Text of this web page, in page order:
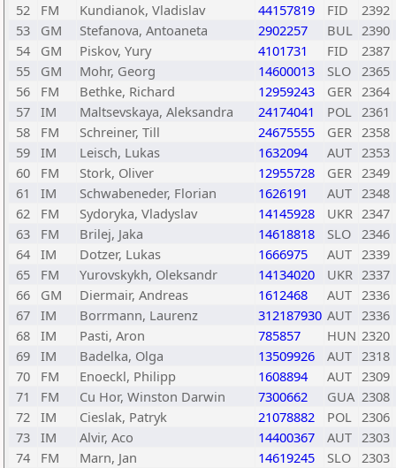
52
FM Kundianok, Vladislav 44157819 FID
2392
53
GM Stefanova, Antoaneta 2902257 BUL 2390
54
GM Piskov, Yury 4101731 FID
2387
55
GM Mohr, Georg 14600013 SLO 2365
56
FM Bethke, Richard 12959243 GER 2364
57 IM Maltsevskaya, Aleksandra 24174041 POL 2361
58
FM Schreiner, Till 24675555 GER 2358
59 IM Leisch, Lukas 1632094 AUT 2353
60
FM Stork, Oliver 12955728 GER 2349
61
IM Schwabeneder, Florian 1626191 AUT 2348
62
FM Sydoryka, Vladyslav 14145928 UKR 2347
63
FM Brilej, Jaka 14618818 SLO 2346
64 IM Dotzer, Lukas 1666975 AUT 2339
65
FM Yurovskykh, Oleksandr 14134020 UKR 2337
66
GM Diermair, Andreas 1612468 AUT 2336
67 IM Borrmann, Laurenz 312187930 AUT 2336
68 IM Pasti, Aron 785857 HUN 2320
69 IM Badelka, Olga 13509926 AUT 2318
70
FM Enoeckl, Philipp 1608894 AUT 2309
71
FM Cu Hor, Winston Darwin 7300662 GUA 2308
72 IM Cieslak, Patryk 21078882 POL 2306
73 IM Alvir, Aco 14400367 AUT 2303
74
FM Marn, Jan 14619245 SLO 2303